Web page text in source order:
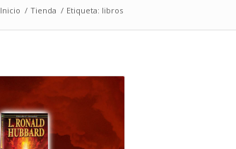
Inicio / Tienda / Etiqueta: libros